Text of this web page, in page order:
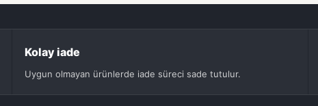
Kolay iade
Uygun olmayan ürünlerde iade süreci sade tutulur.